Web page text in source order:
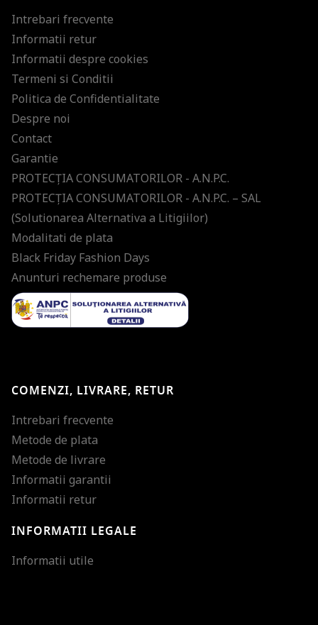
Intrebari frecvente
Informatii retur
Informatii despre cookies
Termeni si Conditii
Politica de Confidentialitate
Despre noi
Contact
Garantie
PROTECŢIA CONSUMATORILOR - A.N.P.C.
PROTECŢIA CONSUMATORILOR - A.N.P.C. – SAL
(Solutionarea Alternativa a Litigiilor)
Modalitati de plata
Black Friday Fashion Days
Anunturi rechemare produse
COMENZI, LIVRARE, RETUR
Intrebari frecvente
Metode de plata
Metode de livrare
Informatii garantii
Informatii retur
INFORMATII LEGALE
Informatii utile